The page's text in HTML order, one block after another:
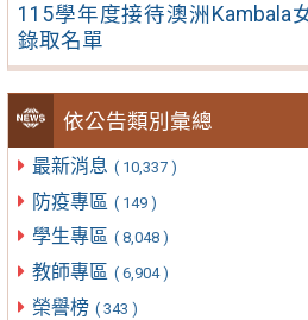
115學年度接待澳洲Kambala
錄取名單
依公告類別彙總
最新消息 ( 10,337 )
防疫專區 ( 149 )
學生專區 ( 8,048 )
教師專區 ( 6,904 )
榮譽榜 ( 343 )